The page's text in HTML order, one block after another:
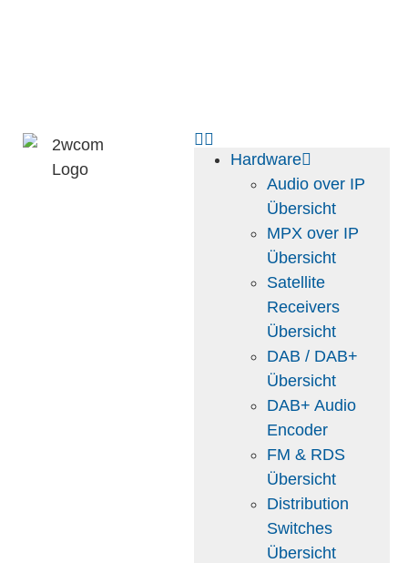
Hardware
Audio over IP
Übersicht
MPX over IP
Übersicht
Satellite
Receivers
Übersicht
DAB / DAB+
Übersicht
DAB+ Audio
Encoder
FM & RDS
Übersicht
Distribution
Switches
Übersicht